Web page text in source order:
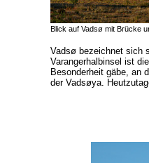
Blick auf Vadsø mit Brücke
Vadsø bezeichnet sich
Varangerhalbinsel ist
Besonderheit gäbe, an
der Vadsøya.